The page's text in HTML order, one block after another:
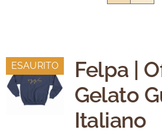
ESAURITO
Felpa |
Gelato
Italiano